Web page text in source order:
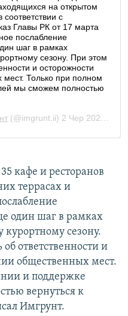
кафе и ресторанов
террасах и
один шаг в рамках
курортному сезону.
ответственности и
общественных мест.
и поддержке
вернуться к
Имгрунт.